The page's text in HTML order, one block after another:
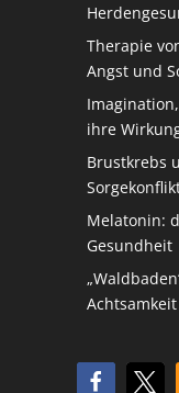
Therapie
Angst und
ihre
Brustkrebs
Melatonin:
Gesundheit
Achtsamkeit